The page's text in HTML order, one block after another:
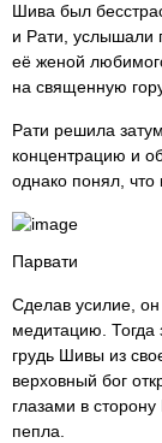
Шива был
и Рати, услышали
её женой
на священную
Рати решила
концентрацию и
однако понял, что
Парвати
Сделав усилие,
медитацию. Тогда
грудь Шивы из
верховный бог
глазами в
пепла.